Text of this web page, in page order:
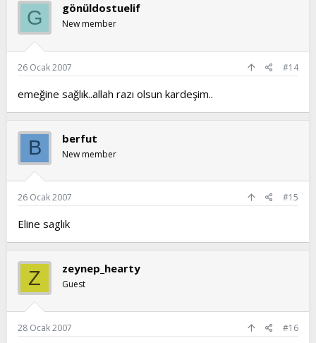
G gönüldostuelif
New member
26 Ocak 2007 #14
emeğine sağlık..allah razı olsun kardeşim..
B berfut
New member
26 Ocak 2007 #15
Eline saglık
Z zeynep_hearty
Guest
28 Ocak 2007 #16